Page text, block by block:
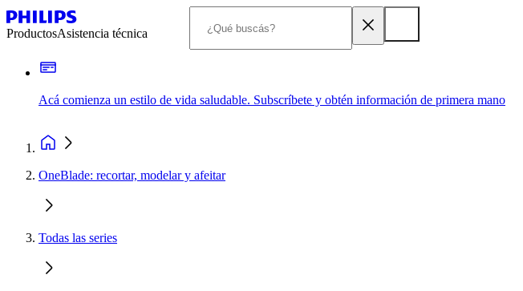
ProductosAsistencia técnica
Acá comienza un estilo de vida saludable. Subscríbete y obtén información de primera mano
OneBlade: recortar, modelar y afeitar
Todas las series